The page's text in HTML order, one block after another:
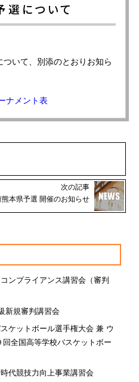
について
いて、別添のとおりお知ら
ナメント表
次の記事
本県予選 開催のお知らせ
ンプライアンス講習会（審判
新規審判講習会
ケットボール選手権大会 兼 ウ
全国高等学校バスケットボー
代競技力向上事業講習会